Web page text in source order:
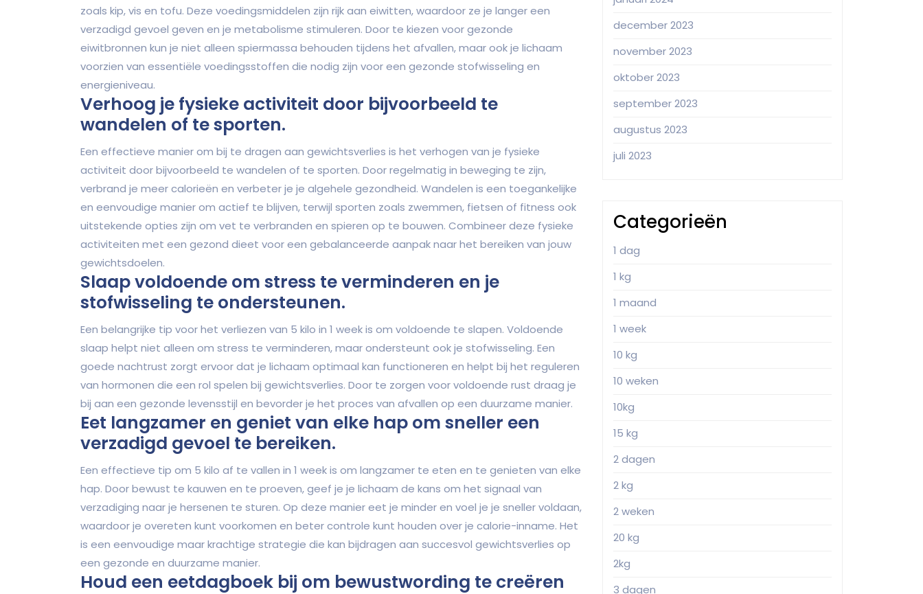
zoals kip, vis en tofu. Deze voedingsmiddelen zijn rijk aan eiwitten, waardoor ze je langer een
verzadigd gevoel geven en je metabolisme stimuleren. Door te kiezen voor gezonde
eiwitbronnen kun je niet alleen spiermassa behouden tijdens het afvallen, maar ook je lichaam
voorzien van essentiële voedingsstoffen die nodig zijn voor een gezonde stofwisseling en
energieniveau.
Verhoog je fysieke activiteit door bijvoorbeeld te
wandelen of te sporten.
Een effectieve manier om bij te dragen aan gewichtsverlies is het verhogen van je fysieke
activiteit door bijvoorbeeld te wandelen of te sporten. Door regelmatig in beweging te zijn,
verbrand je meer calorieën en verbeter je je algehele gezondheid. Wandelen is een toegankelijke
en eenvoudige manier om actief te blijven, terwijl sporten zoals zwemmen, fietsen of fitness ook
uitstekende opties zijn om vet te verbranden en spieren op te bouwen. Combineer deze fysieke
activiteiten met een gezond dieet voor een gebalanceerde aanpak naar het bereiken van jouw
gewichtsdoelen.
Slaap voldoende om stress te verminderen en je
stofwisseling te ondersteunen.
Een belangrijke tip voor het verliezen van 5 kilo in 1 week is om voldoende te slapen. Voldoende
slaap helpt niet alleen om stress te verminderen, maar ondersteunt ook je stofwisseling. Een
goede nachtrust zorgt ervoor dat je lichaam optimaal kan functioneren en helpt bij het reguleren
van hormonen die een rol spelen bij gewichtsverlies. Door te zorgen voor voldoende rust draag je
bij aan een gezonde levensstijl en bevorder je het proces van afvallen op een duurzame manier.
Eet langzamer en geniet van elke hap om sneller een
verzadigd gevoel te bereiken.
Een effectieve tip om 5 kilo af te vallen in 1 week is om langzamer te eten en te genieten van elke
hap. Door bewust te kauwen en te proeven, geef je je lichaam de kans om het signaal van
verzadiging naar je hersenen te sturen. Op deze manier eet je minder en voel je je sneller voldaan,
waardoor je overeten kunt voorkomen en beter controle kunt houden over je calorie-inname. Het
is een eenvoudige maar krachtige strategie die kan bijdragen aan succesvol gewichtsverlies op
een gezonde en duurzame manier.
Houd een eetdagboek bij om bewustwording te creëren
december 2023
november 2023
oktober 2023
september 2023
augustus 2023
juli 2023
Categorieën
1 dag
1 kg
1 maand
1 week
10 kg
10 weken
10kg
15 kg
2 dagen
2 kg
2 weken
20 kg
2kg
3 dagen